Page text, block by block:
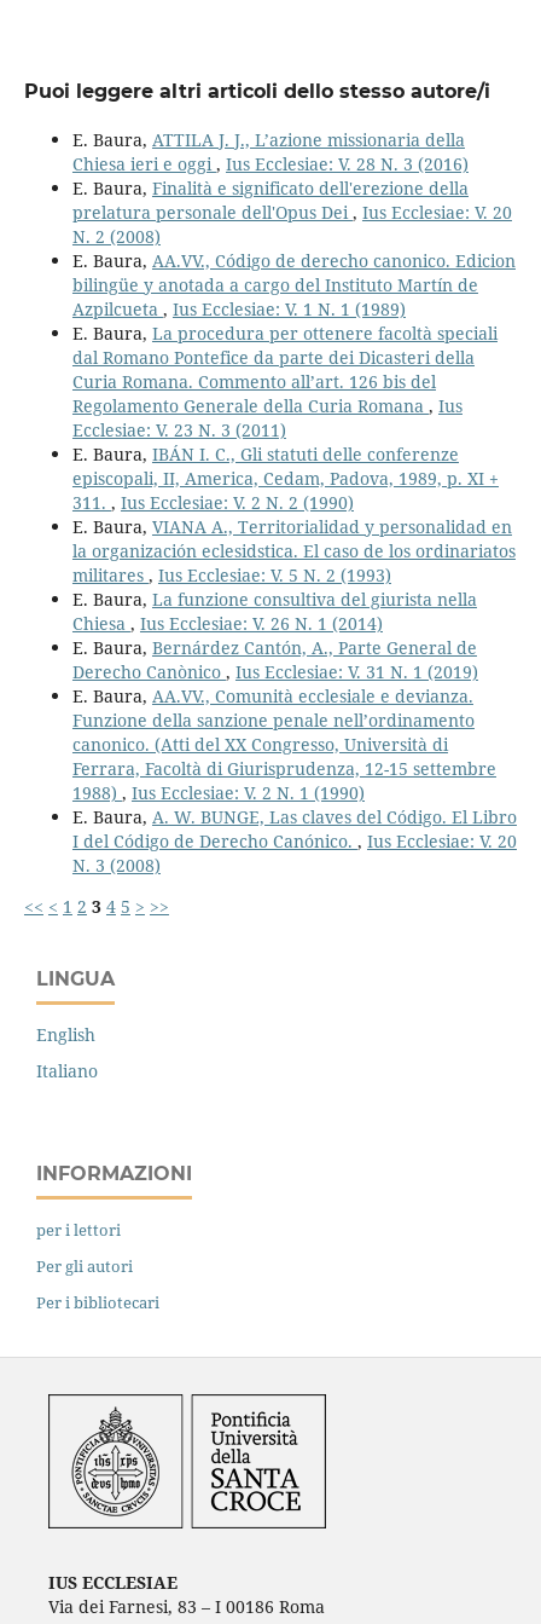
Puoi leggere altri articoli dello stesso autore/i
E. Baura, ATTILA J. J., L’azione missionaria della
Chiesa ieri e oggi, Ius Ecclesiae: V. 28 N. 3 (2016)
E. Baura, Finalità e significato dell'erezione della
prelatura personale dell'Opus Dei, Ius Ecclesiae: V. 20
N. 2 (2008)
E. Baura, AA.VV., Código de derecho canonico. Edicion
bilingüe y anotada a cargo del Instituto Martín de
Azpilcueta , Ius Ecclesiae: V. 1 N. 1 (1989)
E. Baura, La procedura per ottenere facoltà speciali
dal Romano Pontefice da parte dei Dicasteri della
Curia Romana. Commento all’art. 126 bis del
Regolamento Generale della Curia Romana , Ius
Ecclesiae: V. 23 N. 3 (2011)
E. Baura, IBÁN I. C., Gli statuti delle conferenze
episcopali, II, America, Cedam, Padova, 1989, p. XI +
311. , Ius Ecclesiae: V. 2 N. 2 (1990)
E. Baura, VIANA A., Territorialidad y personalidad en
la organización eclesidstica. El caso de los ordinariatos
militares , Ius Ecclesiae: V. 5 N. 2 (1993)
E. Baura, La funzione consultiva del giurista nella
Chiesa , Ius Ecclesiae: V. 26 N. 1 (2014)
E. Baura, Bernárdez Cantón, A., Parte General de
Derecho Canònico , Ius Ecclesiae: V. 31 N. 1 (2019)
E. Baura, AA.VV., Comunità ecclesiale e devianza.
Funzione della sanzione penale nell’ordinamento
canonico. (Atti del XX Congresso, Università di
Ferrara, Facoltà di Giurisprudenza, 12-15 settembre
1988) , Ius Ecclesiae: V. 2 N. 1 (1990)
E. Baura, A. W. BUNGE, Las claves del Código. El Libro
I del Código de Derecho Canónico. , Ius Ecclesiae: V. 20
N. 3 (2008)
<< < 1 2 3 4 5 > >>
LINGUA
English
Italiano
INFORMAZIONI
per i lettori
Per gli autori
Per i bibliotecari
IUS ECCLESIAE
Via dei Farnesi, 83 – I 00186 Roma